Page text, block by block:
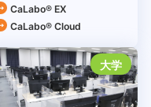
CaLabo® EX
CaLabo®︎ Cloud
大学